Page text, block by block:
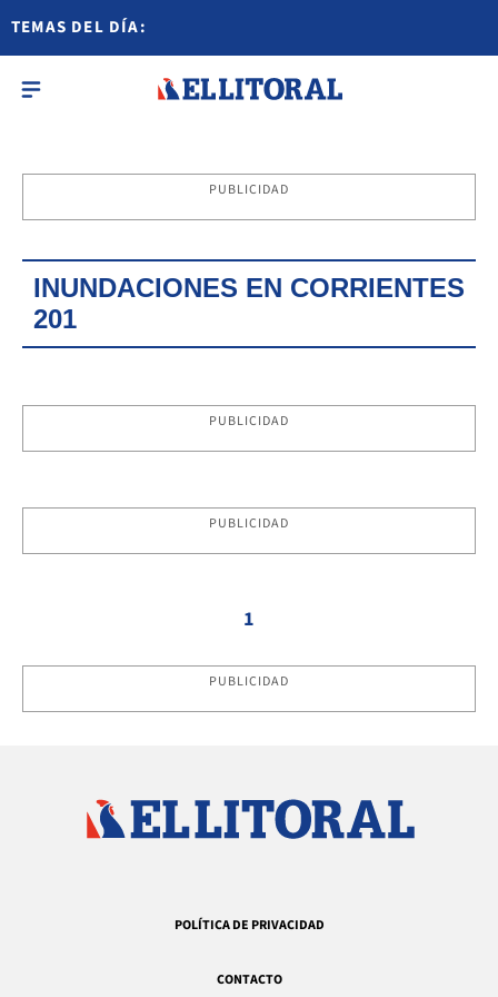
TEMAS DEL DÍA:
PUBLICIDAD
INUNDACIONES EN CORRIENTES
201
PUBLICIDAD
PUBLICIDAD
1
PUBLICIDAD
POLÍTICA DE PRIVACIDAD
CONTACTO